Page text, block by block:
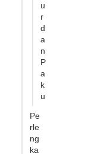
u
r
d
a
n
P
a
k
u
Pe
rle
ng
ka